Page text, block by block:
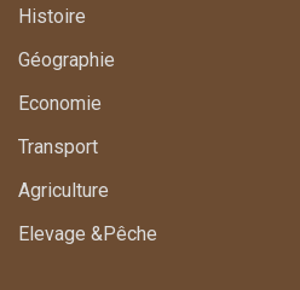
Histoire
Géographie
Economie
Transport
Agriculture
Elevage &Pêche